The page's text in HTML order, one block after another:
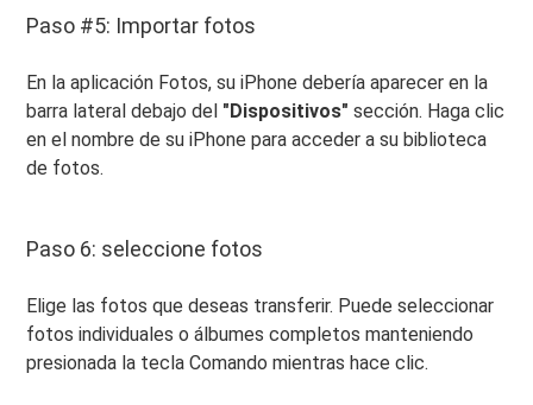
Paso #5: Importar fotos
En la aplicación Fotos, su iPhone debería aparecer en la
barra lateral debajo del "Dispositivos" sección. Haga clic
en el nombre de su iPhone para acceder a su biblioteca
de fotos.
Paso 6: seleccione fotos
Elige las fotos que deseas transferir. Puede seleccionar
fotos individuales o álbumes completos manteniendo
presionada la tecla Comando mientras hace clic.